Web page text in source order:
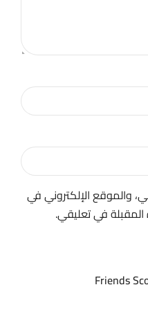
Friends
والموقع الإلكتروني في
في تعليقي.